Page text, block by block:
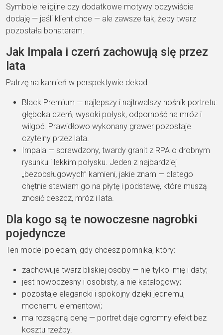
Symbole religijne czy dodatkowe motywy oczywiście
dodaję — jeśli klient chce — ale zawsze tak, żeby twarz
pozostała bohaterem.
Jak Impala i czerń zachowują się przez
lata
Patrzę na kamień w perspektywie dekad:
Black Premium — najlepszy i najtrwalszy nośnik portretu:
głęboka czerń, wysoki połysk, odporność na mróz i
wilgoć. Prawidłowo wykonany grawer pozostaje
czytelny przez lata.
Impala — sprawdzony, twardy granit z RPA o drobnym
rysunku i lekkim połysku. Jeden z najbardziej
„bezobsługowych” kamieni, jakie znam — dlatego
chętnie stawiam go na płytę i podstawę, które muszą
znosić deszcz, mróz i lata.
Dla kogo są te nowoczesne nagrobki
pojedyncze
Ten model polecam, gdy chcesz pomnika, który:
zachowuje twarz bliskiej osoby — nie tylko imię i daty;
jest nowoczesny i osobisty, a nie katalogowy;
pozostaje elegancki i spokojny dzięki jednemu,
mocnemu elementowi;
ma rozsądną cenę — portret daje ogromny efekt bez
kosztu rzeźby.